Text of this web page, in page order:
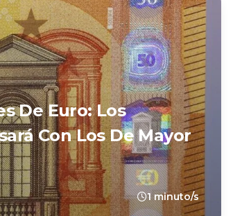
De Euro: Los
Con Los De Mayor
1 minuto/s